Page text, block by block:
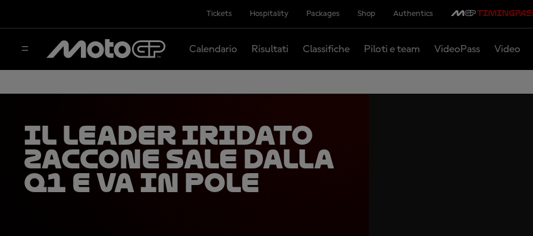
Tickets Hospitality Packages Shop Authentics
Calendario Risultati Classifiche Piloti e team VideoPass Video
Il leader iridato
Zaccone sale dalla
Q1 e va in pole